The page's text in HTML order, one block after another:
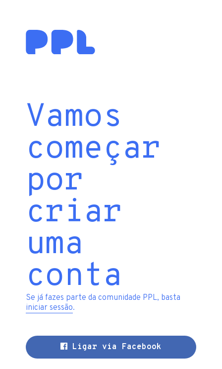
Vamos
começar
por
criar
uma
conta
Se já fazes parte da comunidade PPL, basta
iniciar sessão.
Ligar via Facebook